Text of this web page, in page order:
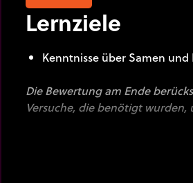
Lernziele
Kenntnisse über Samen
Die Bewertung am Ende
Versuche, die benötigt wurden,